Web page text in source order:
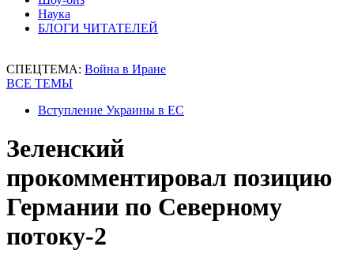
Наука
БЛОГИ ЧИТАТЕЛЕЙ
СПЕЦТЕМА: Война в Иране
ВСЕ ТЕМЫ
Вступление Украины в ЕС
Зеленский
прокомментировал позицию
Германии по Северному
потоку-2